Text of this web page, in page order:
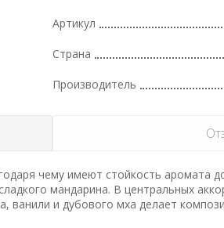
Артикул
Страна
Производитель
чему имеют стойкость аромата
мандарина. В центральных
ванили и дубового мха делает